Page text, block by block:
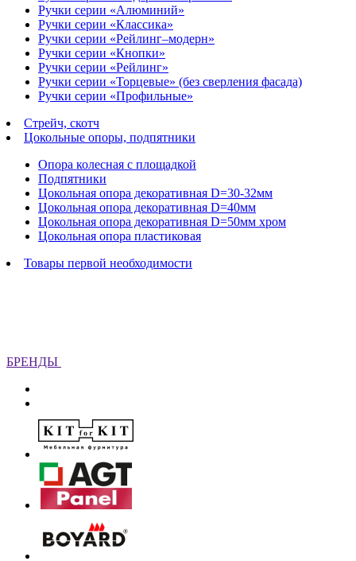
Ручки серии «Алюминий»
Ручки серии «Классика»
Ручки серии «Рейлинг–модерн»
Ручки серии «Кнопки»
Ручки серии «Рейлинг»
Ручки серии «Торцевые» (без сверления фасада)
Ручки серии «Профильные»
Стрейч, скотч
Цокольные опоры, подпятники
Опора колесная с площадкой
Подпятники
Цокольная опора декоративная D=30-32мм
Цокольная опора декоративная D=40мм
Цокольная опора декоративная D=50мм хром
Цокольная опора пластиковая
Товары первой необходимости
БРЕНДЫ